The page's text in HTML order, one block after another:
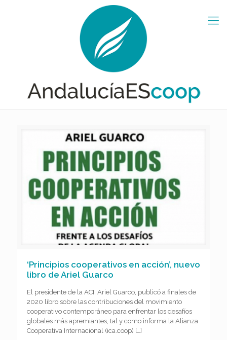
‘Principios cooperativos en acción’, nuevo
libro de Ariel Guarco
El presidente de la ACI, Ariel Guarco, publicó a finales de
2020 libro sobre las contribuciones del movimiento
cooperativo contemporáneo para enfrentar los desafíos
globales más apremiantes, tal y como informa la Alianza
Cooperativa Internacional (ica.coop) […]